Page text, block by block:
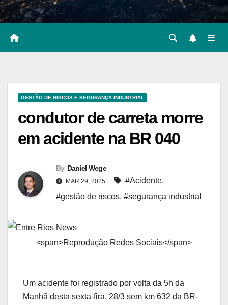
GESTÃO DE RISCOS E SEGURANÇA INDUSTRIAL
condutor de carreta morre
em acidente na BR 040
By Daniel Wege
MAR 29, 2025 #Acidente,
#gestão de riscos, #segurança industrial
<span>Reprodução Redes Sociais</span>
Um acidente foi registrado por volta da 5h da
Manhã desta sexta-fira, 28/3 sem km 632 da BR-